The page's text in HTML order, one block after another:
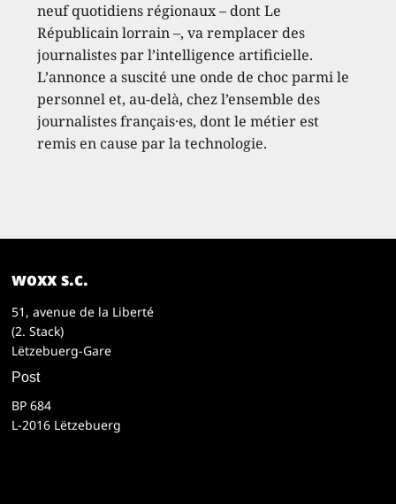
neuf quotidiens régionaux – dont Le
Républicain lorrain –, va remplacer des
journalistes par l’intelligence artificielle.
L’annonce a suscité une onde de choc parmi le
personnel et, au-delà, chez l’ensemble des
journalistes français·es, dont le métier est
remis en cause par la technologie.
woxx s.c.
51, avenue de la Liberté
(2. Stack)
Lëtzebuerg-Gare
Post
BP 684
L-2016 Lëtzebuerg